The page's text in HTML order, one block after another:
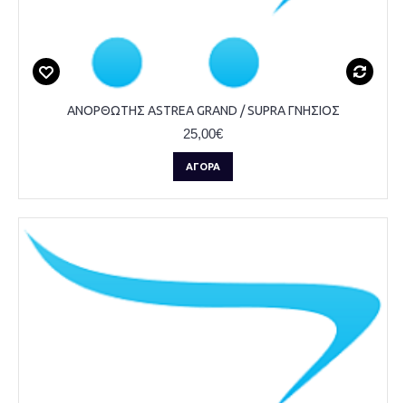
ΑΝΟΡΘΩΤΗΣ ASTREA GRAND / SUPRA ΓΝΗΣΙΟΣ
25,00€
ΑΓΟΡΆ